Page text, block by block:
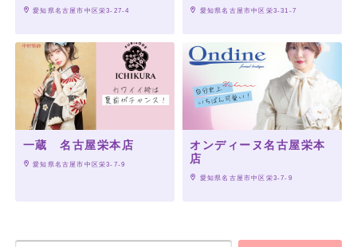
愛知県名古屋市中区栄3-27-4 愛知県名古屋市中区栄3‐31‐7
一蔵 名古屋栄本店
愛知県名古屋市中区栄3-7-9
オンディーヌ名古屋栄本
店
愛知県名古屋市中区栄3-7-9